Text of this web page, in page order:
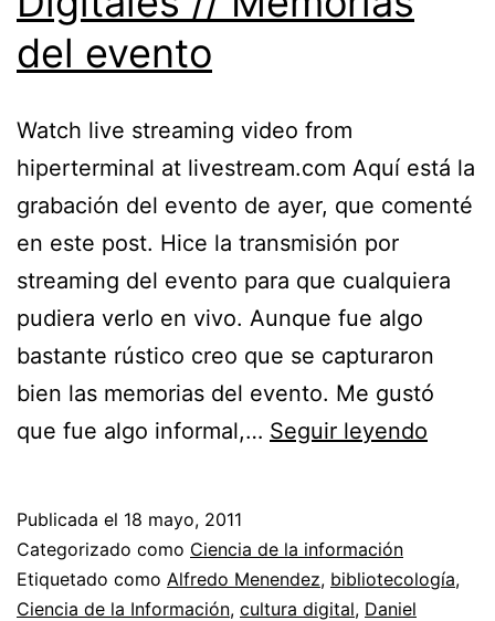
del evento
Watch live streaming video from
hiperterminal at livestream.com Aquí está la
grabación del evento de ayer, que comenté
en este post. Hice la transmisión por
streaming del evento para que cualquiera
pudiera verlo en vivo. Aunque fue algo
bastante rústico creo que se capturaron
bien las memorias del evento. Me gustó
que fue algo informal,… Seguir leyendo
//
Publicada el 18 mayo, 2011
Categorizado como Ciencia de la información
Etiquetado como Alfredo Menendez, bibliotecología,
Ciencia de la Información, cultura digital, Daniel